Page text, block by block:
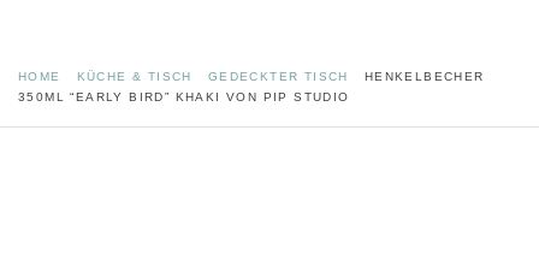
HOME KÜCHE & TISCH GEDECKTER TISCH
HENKELBECHER
350ML “EARLY BIRD” KHAKI VON PIP STUDIO